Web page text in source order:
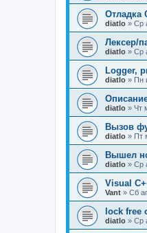
Отладка
diatlo » Ср
Лексер/
diatlo » Ср
Logger,
diatlo » Пн
diatlo » Чт
Вызов
diatlo » Пт
Вышел
diatlo » Ср
Visual
Vant » Сб
lock free
diatlo » Ср